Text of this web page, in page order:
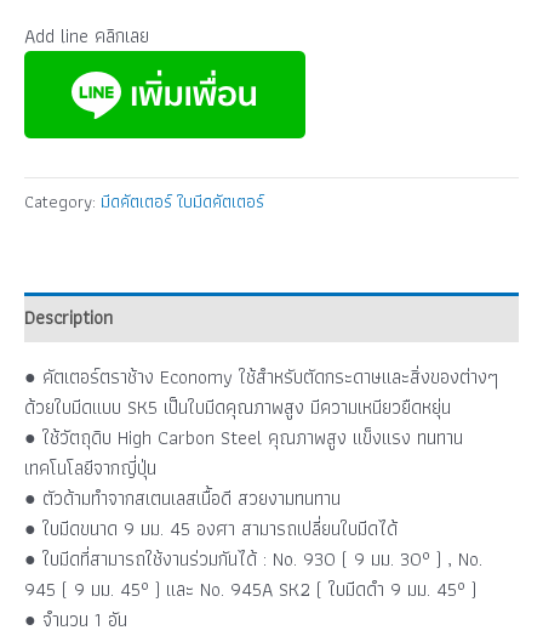
Add line คลิกเลย
Category: มีดคัตเตอร์ ใบมีดคัตเตอร์
Description
● คัตเตอร์ตราช้าง Economy ใช้สำหรับตัดกระดาษและสิ่งของต่างๆ
ด้วยใบมีดแบบ SK5 เป็นใบมีดคุณภาพสูง มีความเหนียวยืดหยุ่น
● ใช้วัตถุดิบ High Carbon Steel คุณภาพสูง แข็งแรง ทนทาน
เทคโนโลยีจากญี่ปุ่น
● ตัวด้ามทำจากสเตนเลสเนื้อดี สวยงามทนทาน
● ใบมีดขนาด 9 มม. 45 องศา สามารถเปลี่ยนใบมีดได้
● ใบมีดที่สามารถใช้งานร่วมกันได้ : No. 930 ( 9 มม. 30° ) , No.
945 ( 9 มม. 45° ) และ No. 945A SK2 ( ใบมีดดำ 9 มม. 45° )
● จำนวน 1 อัน